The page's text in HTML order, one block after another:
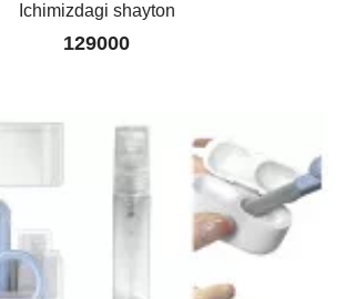
Ichimizdagi shayton
129000